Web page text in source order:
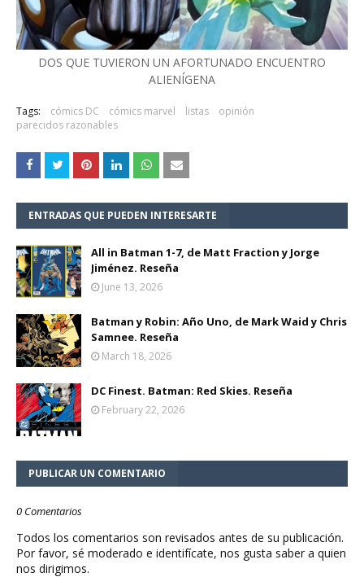
DOS QUE TUVIERON UN AFORTUNADO ENCUENTRO
ALIENÍGENA
Tags: cómics DC cómics marvel listas
opinión
parecidos razonables
ENTRADAS QUE PUEDEN INTERESARTE
All in Batman 1-7, de Matt Fraction y Jorge
Jiménez. Reseña
June 13, 2026
Batman y Robin: Año Uno, de Mark Waid y Chris
Samnee. Reseña
March 18, 2026
DC Finest. Batman: Red Skies. Reseña
February 22, 2026
PUBLICAR UN COMENTARIO
0 Comentarios
Todos los comentarios son revisados antes de su publicación.
Por favor, sé moderado e identifícate, nos gusta saber a quien
nos dirigimos.